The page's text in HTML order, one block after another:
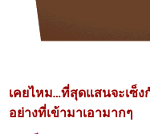
เคยไหม…ที่สุดแสนจะเซ็
อย่างที่เข้ามาเอามากๆ